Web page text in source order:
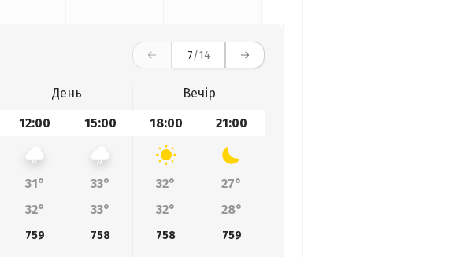
7/14
День
Вечір
12:00 15:00 18:00 21:00
31° 33° 32°
27°
32° 33° 32° 28°
759 758 758
759